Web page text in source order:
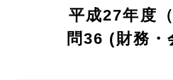
平成27年度
問36 (財務・